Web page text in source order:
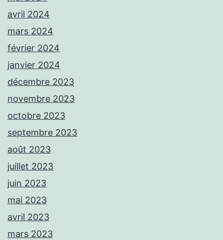
avril 2024
mars 2024
février 2024
janvier 2024
décembre 2023
novembre 2023
octobre 2023
septembre 2023
août 2023
juillet 2023
juin 2023
mai 2023
avril 2023
mars 2023